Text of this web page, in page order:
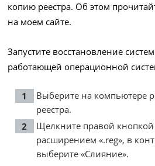
копию реестра. Об этом
на моем сайте.
Запустите восстановление
работающей операционной
Выберите на компьютере
реестра.
Щелкните правой
расширением «.reg», в
выберите «Слияние».